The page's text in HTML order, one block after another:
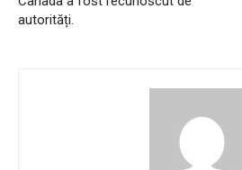
autorități.